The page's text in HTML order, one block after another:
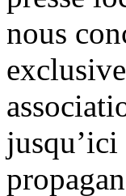
nous